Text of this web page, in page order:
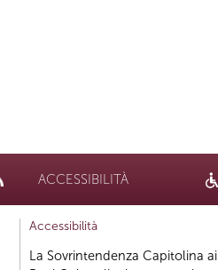
ACCESSIBILITÀ
Accessibilità
La Sovrintendenza Capitolina ai